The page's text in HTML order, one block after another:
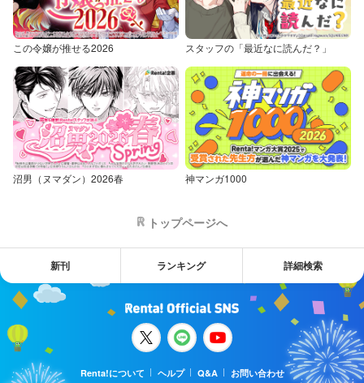
この令嬢が推せる2026 スタッフの「最近なに読んだ？」
沼男（ヌマダン）2026春 神マンガ1000
トップページへ
新刊 ランキング 詳細検索
Renta!について ヘルプ Q&A お問い合わせ